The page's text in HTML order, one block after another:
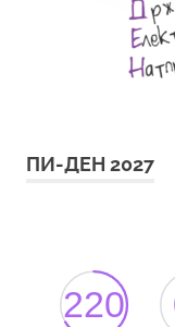
ПИ-ДЕН 2027